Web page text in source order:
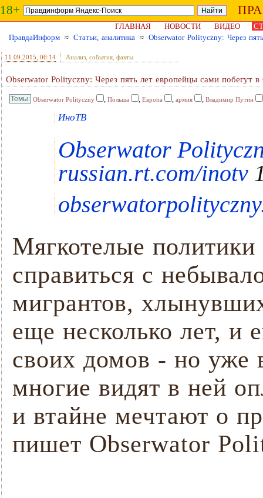
18+
ГЛАВНАЯ НОВОСТИ ВИДЕО
ПравдаИнформ ≈ Статьи, аналитика ≈ Obserwator Polityczny: Через
11.09.2015 , 06:14 Анализ, события, факты
Obserwator Polityczny: Через пять лет европейцы сами побегут
Obserwator Polityczny , Польша , Европа , армия , Владимир Путин
ИноТВ
Obserwator
russian.rt.com/inotv
Мягкотелые
справиться с
мигрантов,
еще несколько лет, и
своих домов - но уже
многие видят в ней
и втайне мечтают о
пишет Obserwator